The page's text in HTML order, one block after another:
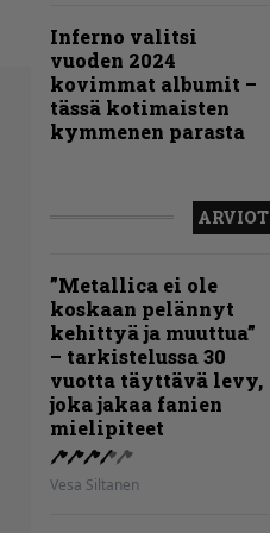
Inferno valitsi
vuoden 2024
kovimmat albumit –
tässä kotimaisten
kymmenen parasta
ARVIOT
”Metallica ei ole
koskaan pelännyt
kehittyä ja muuttua”
– tarkistelussa 30
vuotta täyttävä levy,
joka jakaa fanien
mielipiteet
Vesa Siltanen